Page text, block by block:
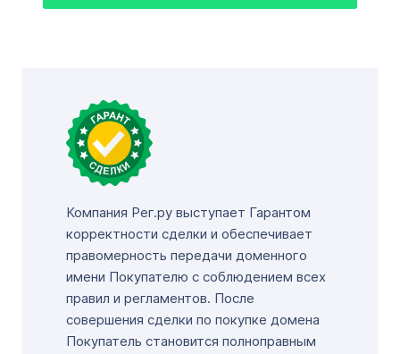
Компания Рег.ру выступает Гарантом
корректности сделки и обеспечивает
правомерность передачи доменного
имени Покупателю с соблюдением всех
правил и регламентов. После
совершения сделки по покупке домена
Покупатель становится полноправным